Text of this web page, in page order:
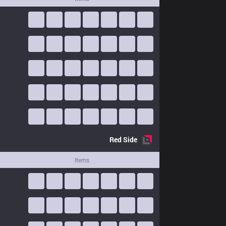
RedSide
Items